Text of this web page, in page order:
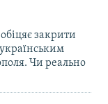
закрити
Чи реально